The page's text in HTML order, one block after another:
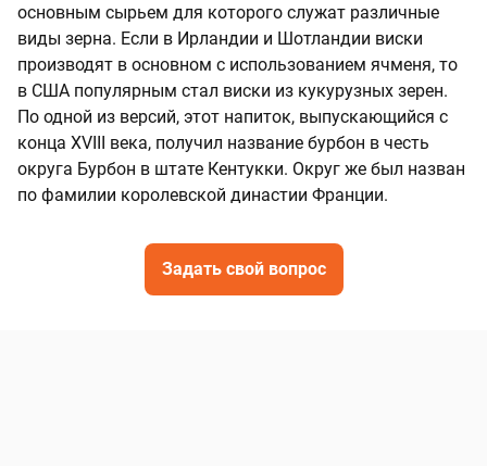
основным сырьем для которого служат различные
виды зерна. Если в Ирландии и Шотландии виски
производят в основном с использованием ячменя, то
в США популярным стал виски из кукурузных зерен.
По одной из версий, этот напиток, выпускающийся с
конца XVIII века, получил название бурбон в честь
округа Бурбон в штате Кентукки. Округ же был назван
по фамилии королевской династии Франции.
Задать свой вопрос